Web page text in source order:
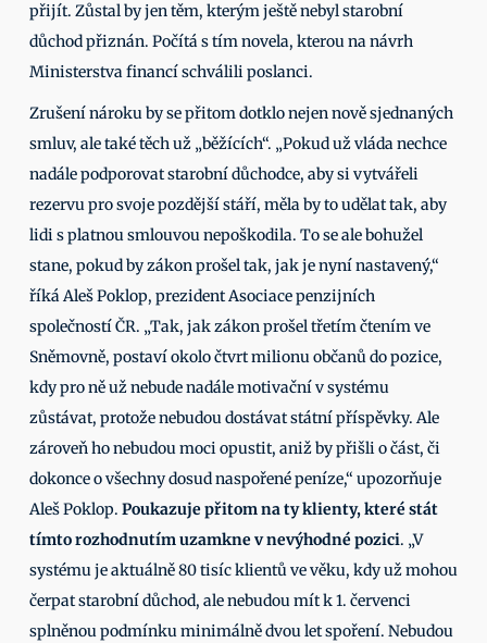
přijít. Zůstal by jen těm, kterým ještě nebyl starobní
důchod přiznán. Počítá s tím novela, kterou na návrh
Ministerstva financí schválili poslanci.
Zrušení nároku by se přitom dotklo nejen nově sjednaných
smluv, ale také těch už „běžících“. „Pokud už vláda nechce
nadále podporovat starobní důchodce, aby si vytvářeli
rezervu pro svoje pozdější stáří, měla by to udělat tak, aby
lidi s platnou smlouvou nepoškodila. To se ale bohužel
stane, pokud by zákon prošel tak, jak je nyní nastavený,“
říká Aleš Poklop, prezident Asociace penzijních
společností ČR. „Tak, jak zákon prošel třetím čtením ve
Sněmovně, postaví okolo čtvrt milionu občanů do pozice,
kdy pro ně už nebude nadále motivační v systému
zůstávat, protože nebudou dostávat státní příspěvky. Ale
zároveň ho nebudou moci opustit, aniž by přišli o část, či
dokonce o všechny dosud naspořené peníze,“ upozorňuje
Aleš Poklop. Poukazuje přitom na ty klienty, které stát
tímto rozhodnutím uzamkne v nevýhodné pozici. „V
systému je aktuálně 80 tisíc klientů ve věku, kdy už mohou
čerpat starobní důchod, ale nebudou mít k 1. červenci
splněnou podmínku minimálně dvou let spoření. Nebudou